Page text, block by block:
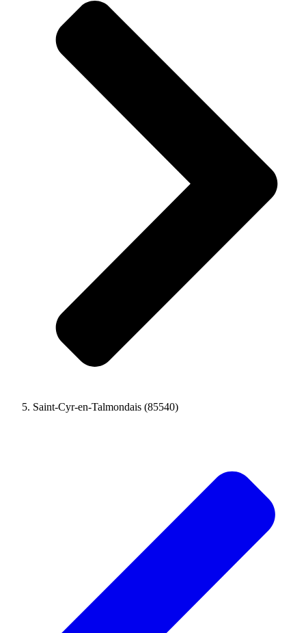
Saint-Cyr-en-Talmondais (85540)